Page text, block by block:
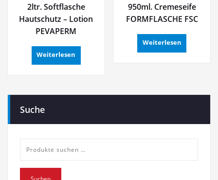
2ltr. Softflasche
Hautschutz – Lotion
PEVAPERM
Weiterlesen
950ml. Cremeseife
FORMFLASCHE FSC
Weiterlesen
Suche
nach: